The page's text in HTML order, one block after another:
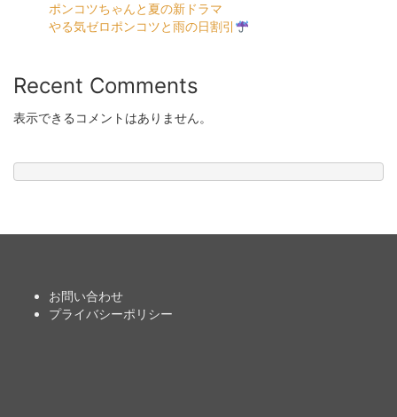
ポンコツちゃんと夏の新ドラマ
やる気ゼロポンコツと雨の日割引
Recent Comments
表示できるコメントはありません。
お問い合わせ
プライバシーポリシー